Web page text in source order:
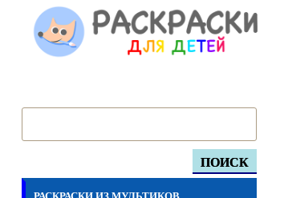
ПОИСК